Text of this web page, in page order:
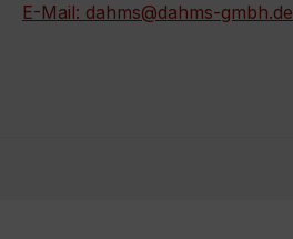
E-Mail: dahms@dahms-gmbh.de